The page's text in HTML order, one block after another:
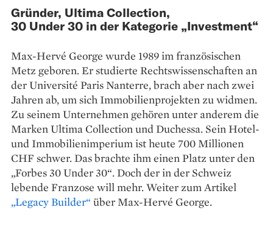
Gründer, Ultima Collection,
30 Under 30 in der Kategorie „Investment“
Max-Hervé George wurde 1989 im französischen
Metz geboren. Er studierte Rechtswissenschaften an
der Université Paris Nanterre, brach aber nach zwei
Jahren ab, um sich Immobilienprojekten zu widmen.
Zu seinem Unternehmen gehören unter anderem die
Marken Ultima Collection und Duchessa. Sein Hotel-
und Immobilienimperium ist heute 700 Millionen
CHF schwer. Das brachte ihm einen Platz unter den
„Forbes 30 Under 30“. Doch der in der Schweiz
lebende Franzose will mehr. Weiter zum Artikel
„Legacy Builder“ über Max-Hervé George.